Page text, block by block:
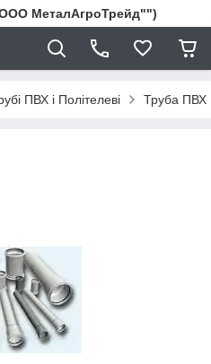
МеталАгроТрейд"")
ПВХ і Політелеві Труба ПВХ